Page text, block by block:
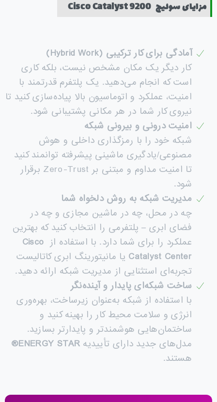
مزایای سوئیچ Cisco Catalyst 9200
آمادگی برای کار ترکیبی (Hybrid Work)
کار دیگر یک مکان مشخص نیست، بلکه کاری
است که انجام می‌دهید. یک پلتفرم قدرتمند با
امنیت، عملکرد و اتوماسیون بالا پیاده‌سازی کنید تا
نیروی کار شما در هر مکانی پشتیبانی شود.
امنیت درونی و بیرونی شبکه
شبکه خود را با رمزگذاری داخلی و هوش
مصنوعی/یادگیری ماشینی پیشرفته توانمند کنید
تا امنیت مداوم و مبتنی بر Zero-Trust برقرار
شود.
مدیریت شبکه به روش دلخواه شما
چه در محل، چه در ماشین مجازی و چه در
فضای ابری – پلتفرمی را انتخاب کنید که بهترین
عملکرد را برای شما دارد. با استفاده از Cisco
Catalyst Center یا مانیتورینگ ابری کاتالیست
تجربه‌ای استثنایی از مدیریت شبکه ارائه دهید.
ساخت شبکه‌ای پایدار و آینده‌نگر
با استفاده از شبکه به‌عنوان زیرساخت، بهره‌وری
انرژی و سلامت محیط کار را بهینه کنید و
ساختمان‌هایی هوشمندتر و پایدارتر بسازید.
مدل‌های جدید دارای تأییدیهENERGY STAR®
هستند.